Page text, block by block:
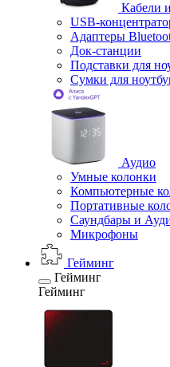
Кабели
USB-
Адаптеры
Док-станции
Подставки для
Сумки для
Аудио
Умные колонки
Компьютерные
Портативные
Саундбары и
Микрофоны
Гейминг
Гейминг
Гейминг